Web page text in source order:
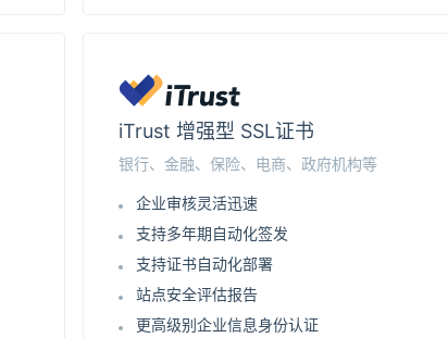
iTrust 增强型 SSL证书
银行、金融、保险、电商、政府机构等
企业审核灵活迅速
支持多年期自动化签发
支持证书自动化部署
站点安全评估报告
更高级别企业信息身份认证